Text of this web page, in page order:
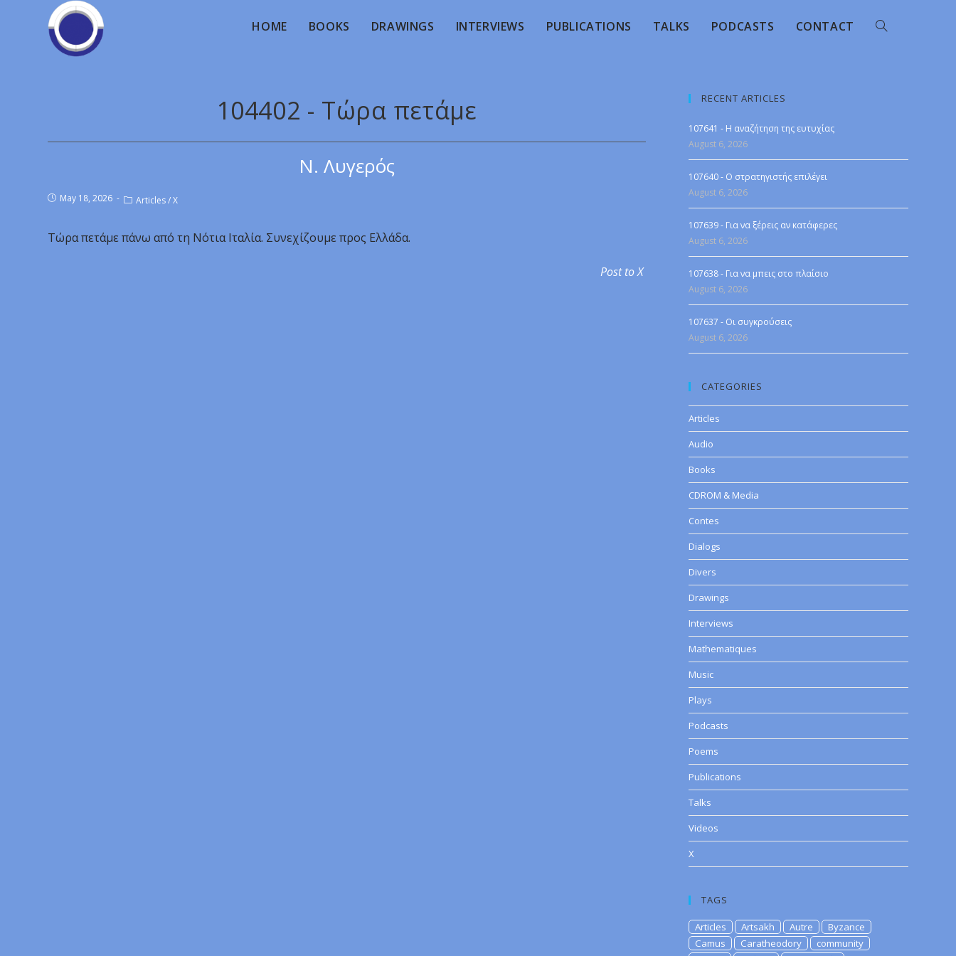
HOME BOOKS DRAWINGS INTERVIEWS PUBLICATIONS TALKS PODCASTS CONTACT
104402 - Τώρα πετάμε
Ν. Λυγερός
May 18, 2026 Articles/X
Τώρα πετάμε πάνω από τη Νότια Ιταλία. Συνεχίζουμε προς Ελλάδα.
Post to X
RECENT ARTICLES
107641 - Η αναζήτηση της ευτυχίας
August 6, 2026
107640 - Ο στρατηγιστής επιλέγει
August 6, 2026
107639 - Για να ξέρεις αν κατάφερες
August 6, 2026
107638 - Για να μπεις στο πλαίσιο
August 6, 2026
107637 - Οι συγκρούσεις
August 6, 2026
CATEGORIES
Articles
Audio
Books
CDROM & Media
Contes
Dialogs
Divers
Drawings
Interviews
Mathematiques
Music
Plays
Podcasts
Poems
Publications
Talks
Videos
X
TAGS
Articles Artsakh Autre
Byzance
Camus
Caratheodory
community